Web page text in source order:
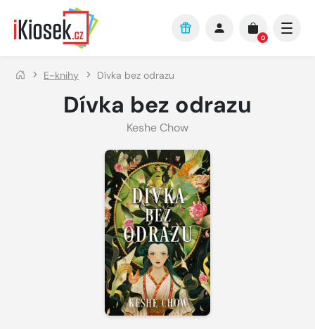
Přejít na hlavní obsah
0
E-knihy Dívka bez odrazu
Dívka bez odrazu
Keshe Chow